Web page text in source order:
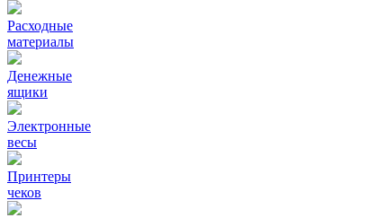
Расходные
материалы
Денежные
ящики
Электронные
весы
Принтеры
чеков